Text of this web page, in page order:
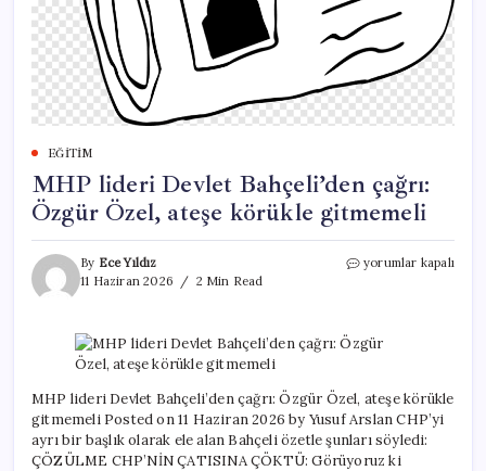
EĞITIM
MHP lideri Devlet Bahçeli’den çağrı:
Özgür Özel, ateşe körükle gitmemeli
By Ece Yıldız
11 Haziran 2026
2 Min Read
MHP
çağrı:
Özgür
ateşe
körükle
gitmemeli
için
yorumlar kapalı
MHP lideri Devlet Bahçeli’den çağrı: Özgür Özel, ateşe körükle
gitmemeli Posted on 11 Haziran 2026 by Yusuf Arslan CHP’yi
ayrı bir başlık olarak ele alan Bahçeli özetle şunları söyledi:
ÇÖZÜLME CHP’NİN ÇATISINA ÇÖKTÜ: Görüyoruz ki